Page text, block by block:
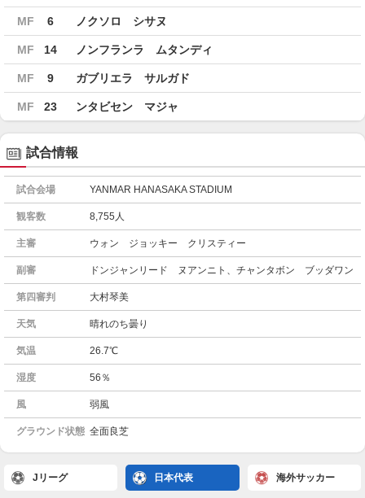
MF 6 ノクソロ シサヌ
MF 14 ノンフランラ ムタンディ
MF 9 ガブリエラ サルガド
MF 23 ンタビセン マジャ
試合情報
試合会場 YANMAR HANASAKA STADIUM
観客数 8,755人
主審 ウォン ジョッキー クリスティー
副審 ドンジャンリード ヌアンニト、チャンタボン ブッダワン
第四審判 大村琴美
天気 晴れのち曇り
気温 26.7℃
湿度 56％
風 弱風
グラウンド状態 全面良芝
Jリーグ 日本代表 海外サッカー